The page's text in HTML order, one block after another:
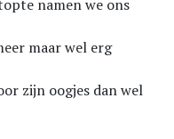
namen we ons
maar wel erg
zijn oogjes dan wel